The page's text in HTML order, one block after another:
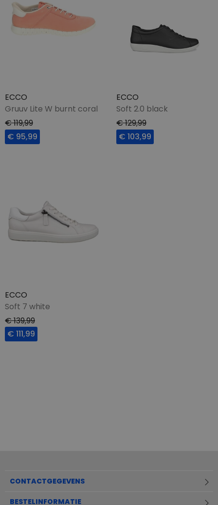
ECCO
Gruuv Lite W burnt coral
€ 119,99
€ 95,99
ECCO
Soft 2.0 black
€ 129,99
€ 103,99
ECCO
Soft 7 white
€ 139,99
€ 111,99
CONTACTGEGEVENS
BESTELINFORMATIE